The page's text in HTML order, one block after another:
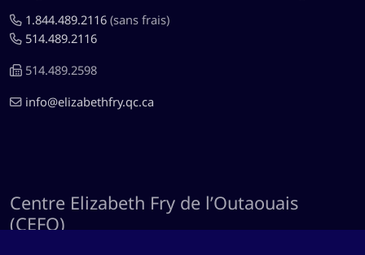
1.844.489.2116 (sans frais)
514.489.2116
514.489.2598
info@elizabethfry.qc.ca
Centre Elizabeth Fry de l’Outaouais
(CEFO)